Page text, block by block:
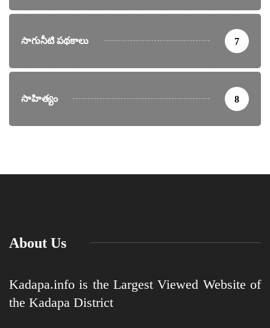
సాగునీటి పథకాలు 7
సాహిత్యం 8
About Us
Kadapa.info is the Largest Viewed Website of
the Kadapa District